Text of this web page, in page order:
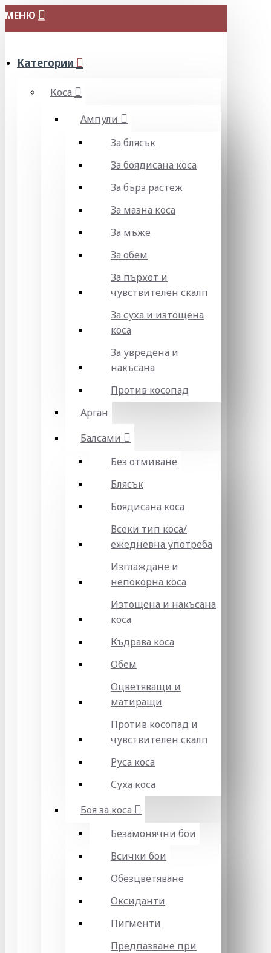
МЕНЮ
Категории
Коса
Ампули
За блясък
За боядисана коса
За бърз растеж
За мазна коса
За мъже
За обем
За пърхот и
чувствителен скалп
За суха и изтощена
коса
За увредена и
накъсана
Против косопад
Арган
Балсами
Без отмиване
Блясък
Боядисана коса
Всеки тип коса/
ежедневна употреба
Изглаждане и
непокорна коса
Изтощена и накъсана
коса
Къдрава коса
Обем
Оцветяващи и
матиращи
Против косопад и
чувствителен скалп
Руса коса
Суха коса
Боя за коса
Безамонячни бои
Всички бои
Обезцветяване
Оксиданти
Пигменти
Предпазване при